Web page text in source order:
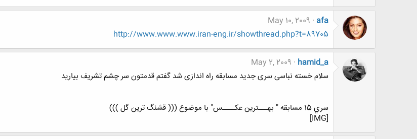
afa
May 10, 2009
http://www.www.www.iran-eng.ir/showthread.php?t=89705
hamid_a
May 2, 2009
سلام خسته نباسی سری جدید مسابقه راه اندازی شد گفتم قدمتون سر چشم تشریف بیارید
سري 15 مسابقه " بهـــترين عكــــس" با موضوع ((( قشنگ ترین گل )))
[IMG]